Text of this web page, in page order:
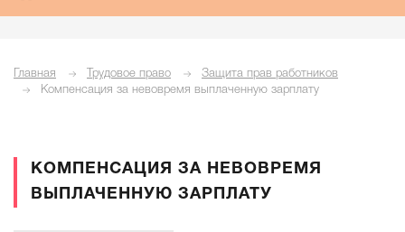
Главная Трудовое право
Защита прав работников
Компенсация за невовремя выплаченную зарплату
КОМПЕНСАЦИЯ ЗА НЕВОВРЕМЯ
ВЫПЛАЧЕННУЮ ЗАРПЛАТУ